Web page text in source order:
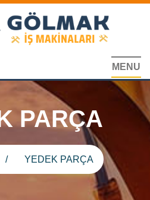
MENU
PARÇA
YEDEK PARÇA